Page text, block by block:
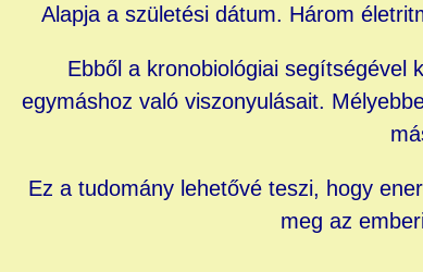
Alapja a születési dátum. Három
Ebből a kronobiológiai segítségével
egymáshoz való viszonyulásait.
Ez a tudomány lehetővé teszi, hogy
meg az